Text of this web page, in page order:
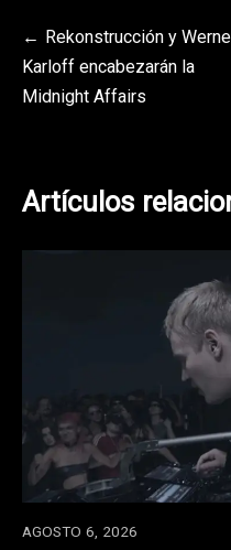
Navegación
de
Rekonstrucción y
Karloff encabezarán la
Midnight Affairs
Artículos
AGOSTO 6, 2026